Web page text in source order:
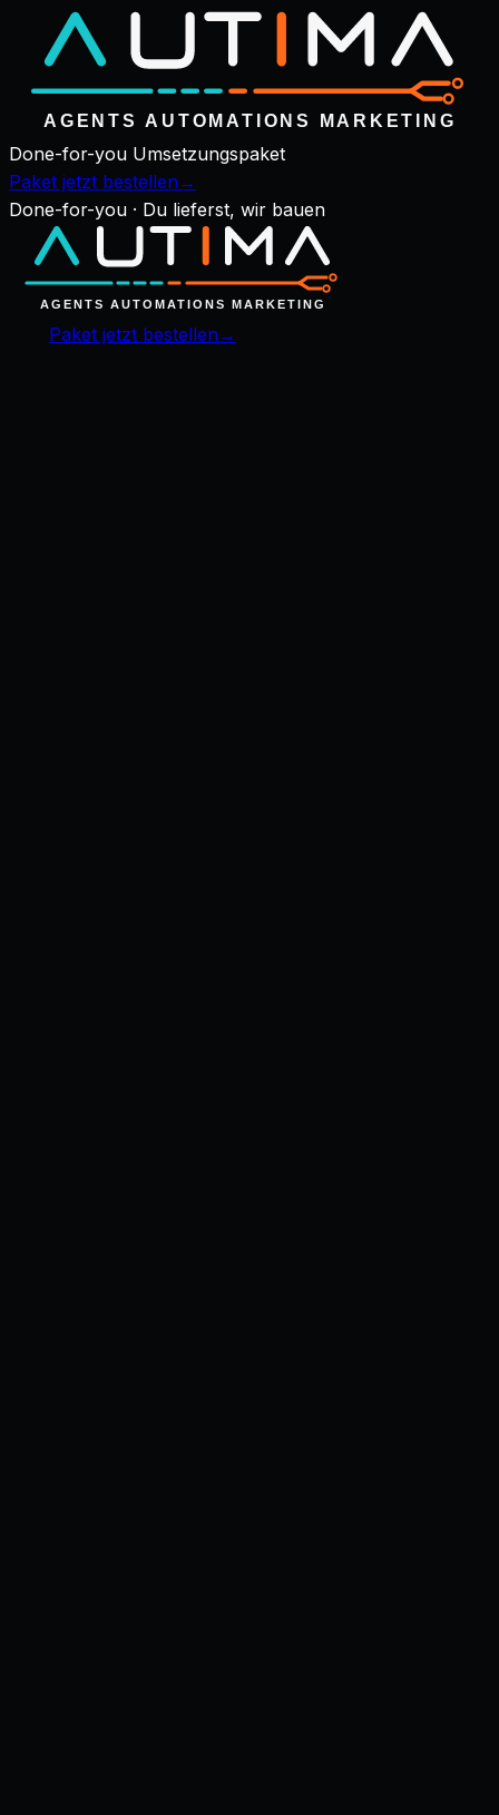
Done-for-you Umsetzungspaket
Paket jetzt bestellen→
Done-for-you · Du lieferst, wir bauen
Paket jetzt bestellen→